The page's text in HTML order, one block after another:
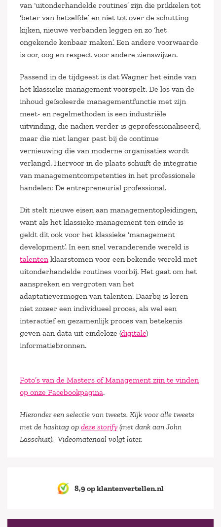
van ‘uitonderhandelde routines’ zijn die prikkelen tot
‘beter van hetzelfde’ en niet tot over de schutting
kijken, nieuwe verbanden leggen en zo ‘het
ongekende kenbaar maken’. Een andere voorwaarde
is oor, oog en respect voor andere zienswijzen.
Passend in de tijdgeest is dat Wagner het einde van
het klassieke management voorspelt. De los van de
inhoud geïsoleerde managementfunctie met zijn
meet- en regelmethoden is een industriële
uitvinding, die nadien verder is geprofessionaliseerd,
maar die niet langer past bij de continue
vernieuwing die van moderne organisaties wordt
verlangd. Hiervoor in de plaats schuift de integratie
van managementcompetenties in het professionele
handelen: De entrepreneurial professional.
Dit stelt nieuwe eisen aan managementopleidingen,
want als het klassieke management ten einde is
geldt dit ook voor het klassieke ‘management
development’. In een snel veranderende wereld is
talenten klaarstomen voor een bekende wereld met
uitonderhandelde routines voorbij. Het gaat om het
aanspreken en vergroten van het
adaptatievermogen van talenten. Daarbij is leren
niet zozeer een individueel proces, als wel een
interactief en gezamenlijk proces van betekenis
geven aan data uit eindeloze (digitale)
informatiebronnen.
Foto’s van de Masters of Management zijn te vinden
op onze Facebookpagina.
Hieronder een selectie van tweets. Kijk voor alle tweets
met de hashtag op deze storify (met dank aan John
Lasschuit). Videomateriaal volgt later.
8,9 op klantenvertellen.nl